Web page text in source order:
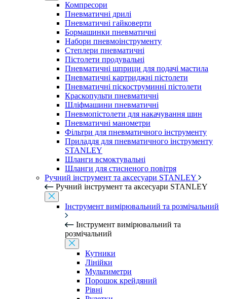
Компресори
Пневматичні дрилі
Пневматичні гайковерти
Бормашинки пневматичні
Набори пневмоінструменту
Степлери пневматичні
Пістолети продувальні
Пневматичні шприци для подачі мастила
Пневматичні картриджні пістолети
Пневматичні піскоструминні пістолети
Краскопульти пневматичні
Шліфмашини пневматичні
Пневмопістолети для накачування шин
Пневматичні манометри
Фільтри для пневматичного інструменту
Приладдя для пневматичного інструменту
STANLEY
Шланги всмоктувальні
Шланги для стисненого повітря
Ручний інструмент та аксесуари STANLEY
Ручний інструмент та аксесуари STANLEY
Інструмент вимірювальний та розмічальний
Інструмент вимірювальний та
розмічальний
Кутники
Лінійки
Мультиметри
Порошок крейдяний
Рівні